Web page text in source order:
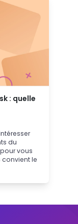
: quelle
du
vous
le